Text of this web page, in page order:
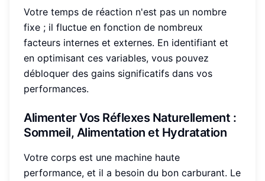
Votre temps de réaction n'est pas un nombre
fixe ; il fluctue en fonction de nombreux
facteurs internes et externes. En identifiant et
en optimisant ces variables, vous pouvez
débloquer des gains significatifs dans vos
performances.
Alimenter Vos RéflexesNaturellement :
Sommeil, Alimentation et Hydratation
Votre corps est une machine haute
performance, et il a besoin du bon carburant. Le